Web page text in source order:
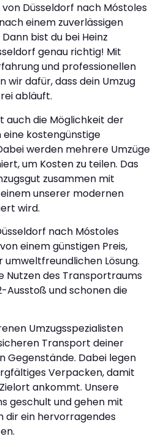
Düsseldorf nach Móstoles
einem zuverlässigen
bist du bei Heinz
genau richtig! Mit
und professionellen
wir dafür, dass dein Umzug
abläuft.
auch die Möglichkeit der
eine kostengünstige
werden mehrere Umzüge
um Kosten zu teilen. Das
zusammen mit
unserer modernen
wird.
nach Móstoles
einem günstigen Preis,
umweltfreundlichen Lösung.
Nutzen des Transportraums
Ausstoß und schonen die
Umzugsspezialisten
Transport deiner
Gegenstände. Dabei legen
Verpacken, damit
ankommt. Unsere
geschult und gehen mit
dir ein hervorragendes